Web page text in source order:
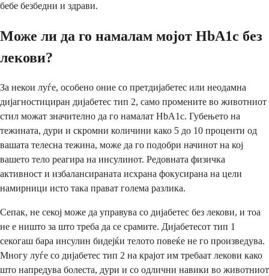
бебе безбедни и здрави.
Може ли да го намалам мојот HbA1c без
лекови?
За некои луѓе, особено оние со претдијабетес или неодамна
дијагностициран дијабетес тип 2, само промените во животниот
стил можат значително да го намалат HbA1c. Губењето на
тежината, дури и скромни количини како 5 до 10 проценти од
вашата телесна тежина, може да го подобри начинот на кој
вашето тело реагира на инсулинот. Редовната физичка
активност и избалансираната исхрана фокусирана на цели
намирници исто така прават голема разлика.
Сепак, не секој може да управува со дијабетес без лекови, и тоа
не е ништо за што треба да се срамите. Дијабетесот тип 1
секогаш бара инсулин бидејќи телото повеќе не го произведува.
Многу луѓе со дијабетес тип 2 на крајот им требаат лекови како
што напредува болеста, дури и со одлични навики во животниот